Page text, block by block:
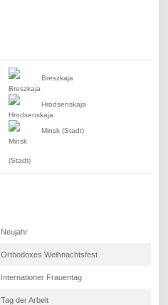
Breszkaja
Hrodsenskaja
Minsk (Stadt)
Neujahr
Orthodoxes Weihnachtsfest
Internationer Frauentag
Tag der Arbeit